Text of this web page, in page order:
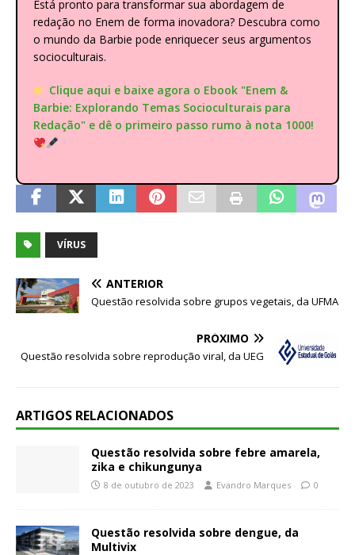
Está pronto para transformar sua abordagem de
redação no Enem de forma inovadora? Descubra como
o mundo da Barbie pode enriquecer seus argumentos
socioculturais.
Clique aqui e baixe agora o Ebook "Enem &
Barbie: Explorando Temas Socioculturais para
Redação" e dê o primeiro passo rumo à nota 1000!
VÍRUS
ANTERIOR
Questão resolvida sobre grupos vegetais, da UFMA
PRÓXIMO
Questão resolvida sobre reprodução viral, da UEG
ARTIGOS RELACIONADOS
Questão resolvida sobre febre amarela,
zika e chikungunya
8 de outubro de 2023 Evandro Marques 0
Questão resolvida sobre dengue, da
Multivix